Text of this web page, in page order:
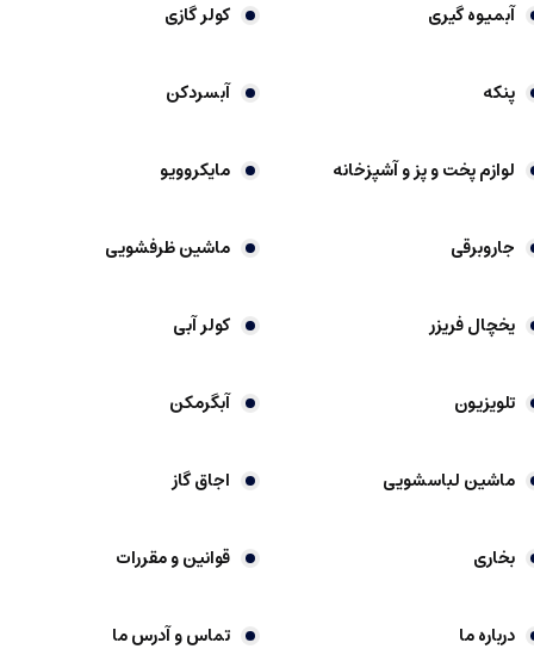
آبمیوه گیری کولر گازی
پنکه آبسردکن
لوازم پخت و پز و آشپزخانه مایکروویو
جاروبرقی ماشین ظرفشویی
یخچال فریزر کولر آبی
تلویزیون آبگرمکن
ماشین لباسشویی اجاق گاز
بخاری قوانین و مقررات
درباره ما تماس و آدرس ما